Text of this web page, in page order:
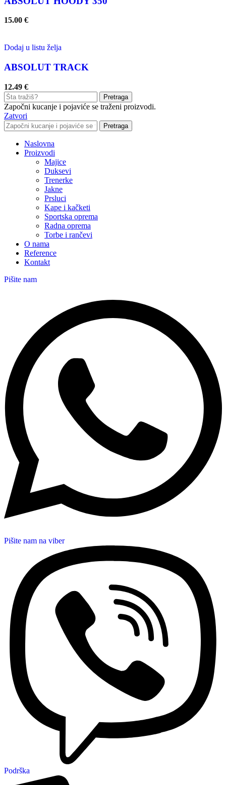
15.00 €
Dodaj u listu želja
ABSOLUT TRACK
12.49 €
Pretraga
Započni kucanje i pojaviće se traženi proizvodi.
Zatvori
Pretraga
Naslovna
Proizvodi
Majice
Duksevi
Trenerke
Jakne
Prsluci
Kape i kačketi
Sportska oprema
Radna oprema
Torbe i rančevi
O nama
Reference
Kontakt
Pišite nam
Pišite nam na viber
Podrška